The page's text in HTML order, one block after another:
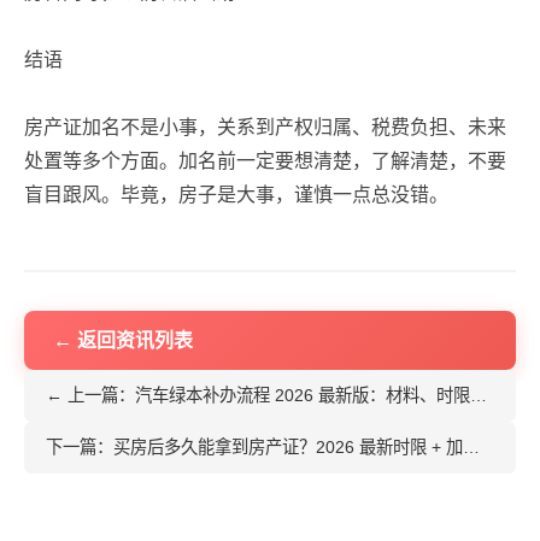
结语
房产证加名不是小事，关系到产权归属、税费负担、未来
处置等多个方面。加名前一定要想清楚，了解清楚，不要
盲目跟风。毕竟，房子是大事，谨慎一点总没错。
← 返回资讯列表